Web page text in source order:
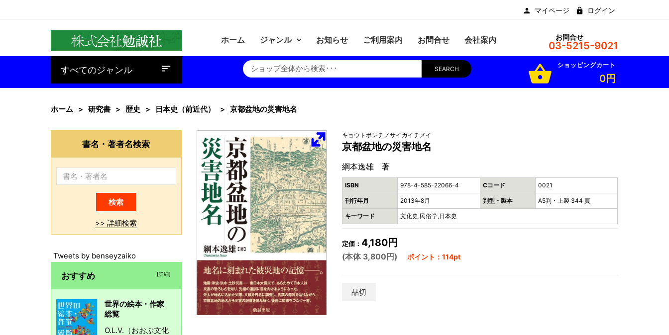
マイページ ログイン
ホーム ジャンル お知らせ ご利用案内 お問合せ 会社案内 お問合せ
03-5215-9021
すべてのジャンル
baseline_sort SEARCH shopping_basket ショッピングカート
0円
ホーム 研究書 歴史 日本史（前近代） 京都盆地の災害地名
キョウトボンチノサイガイチメイ
京都盆地の災害地名
綱本逸雄 著
ISBN 978-4-585-22066-4 Cコード 0021
刊行年月 2013年8月 判型・製本 A5判・上製 344 頁
キーワード 文化史,民俗学,日本史
定価： 4,180円
(本体 3,800円) ポイント：114pt
品切
書名・著者名検索
>> 詳細検索
Tweets by benseyzaiko
おすすめ [詳細]
世界の絵本・作家
総覧
O.L.V.（おおぶ文化